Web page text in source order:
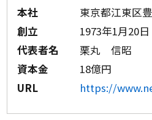
本社
東京都江東区
創立
1973年1月20日
代表者名
栗丸 信昭
資本金
18億円
URL
https://